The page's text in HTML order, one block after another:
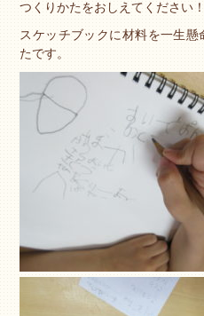
つくりかたをおしえてください
スケッチブックに材料を一生
たです。